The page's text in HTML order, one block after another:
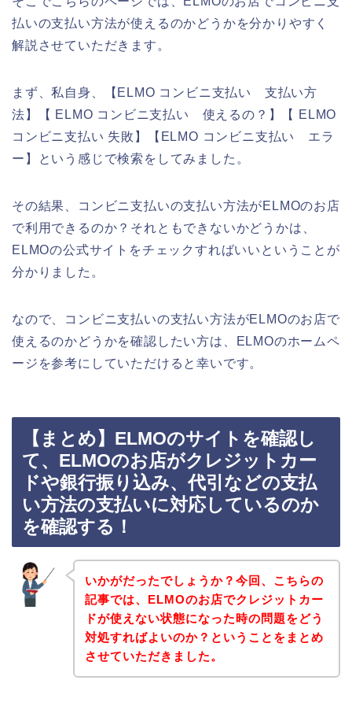
払いの支払い方法が使えるのかどうかを分かりやすく
解説させていただきます。
まず、私自身、【ELMO コンビニ支払い 支払い方
法】【 ELMO コンビニ支払い 使えるの？】【 ELMO
コンビニ支払い 失敗】【ELMO コンビニ支払い エラ
ー】という感じで検索をしてみました。
その結果、コンビニ支払いの支払い方法がELMOのお店
で利用できるのか？それともできないかどうかは、
ELMOの公式サイトをチェックすればいいということが
分かりました。
なので、コンビニ支払いの支払い方法がELMOのお店で
使えるのかどうかを確認したい方は、ELMOのホームペ
ージを参考にしていただけると幸いです。
【まとめ】ELMOのサイトを確認し
て、ELMOのお店がクレジットカー
ドや銀行振り込み、代引などの支払
い方法の支払いに対応しているのか
を確認する！
いかがだったでしょうか？今回、こちらの
記事では、ELMOのお店でクレジットカー
ドが使えない状態になった時の問題をどう
対処すればよいのか？ということをまとめ
させていただきました。